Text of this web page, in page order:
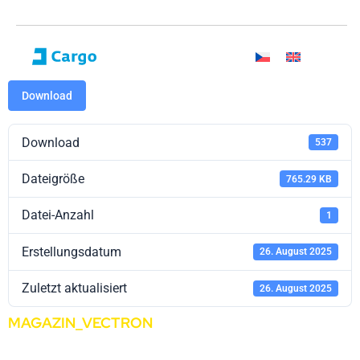
Download
Download 537
Dateigröße 765.29 KB
Datei-Anzahl 1
Erstellungsdatum 26. August 2025
Zuletzt aktualisiert 26. August 2025
MAGAZIN_VECTRON